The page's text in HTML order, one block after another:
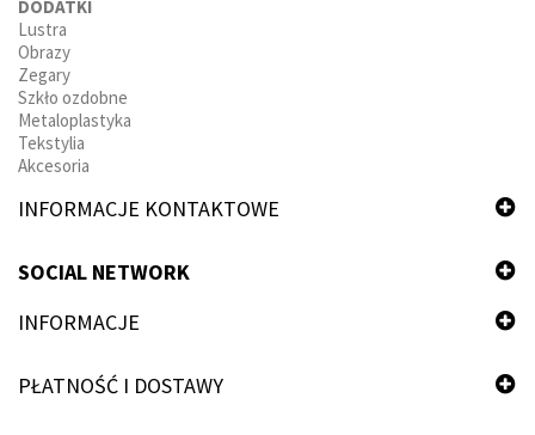
DODATKI
Lustra
Obrazy
Zegary
Szkło ozdobne
Metaloplastyka
Tekstylia
Akcesoria
INFORMACJE KONTAKTOWE
SOCIAL NETWORK
INFORMACJE
PŁATNOŚĆ I DOSTAWY